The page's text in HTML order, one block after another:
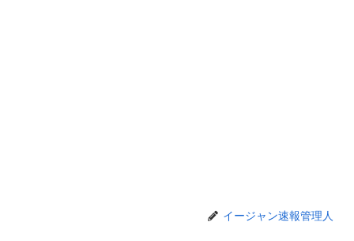
イージャン速報管理人